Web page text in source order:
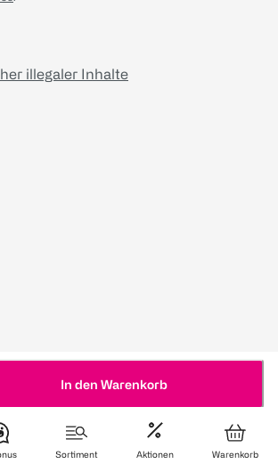
In den Warenkorb
illegaler Inhalte
Sortiment Aktionen Warenkorb